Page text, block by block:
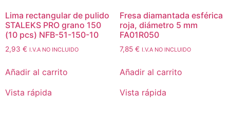
Lima rectangular de pulido
STALEKS PRO grano 150
(10 pcs) NFB-51-150-10
2,93 € I.V.A NO INCLUIDO
Añadir al carrito
Vista rápida
Fresa diamantada esférica
roja, diámetro 5 mm
FA01R050
7,85 € I.V.A NO INCLUIDO
Añadir al carrito
Vista rápida